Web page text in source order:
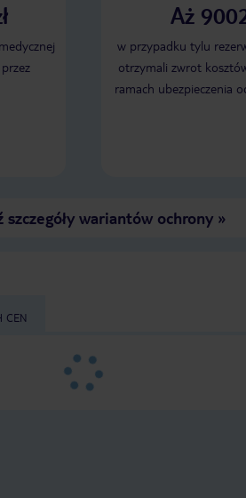
Aż
w przypadku tylu
otrzymali zwrot
ramach ubezpieczenia
szczegóły wariantów ochrony»
CEN